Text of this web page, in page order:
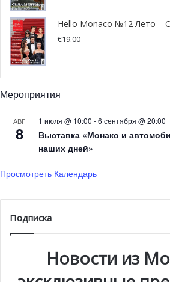
работ стала зубная щетка,
Во время раскопок в гроте Сен-
множество останков самых
Hello Monaco №12 Лето –
€19.00
Мероприятия
АВГ
8
1 июля @ 10:00 -6 сентября @ 20:00
Выставка «Монако и
наших дней»
Просмотреть Календарь
Подписка
Новости из